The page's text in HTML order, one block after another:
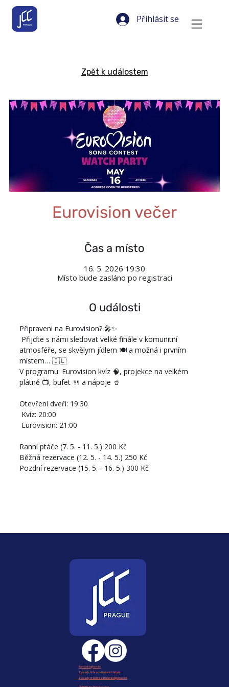
Přihlásit se
Zpět k událostem
Eurovision večer
Čas a místo
16. 5. 2026 19:30
Místo bude zasláno po registraci
O události
Připraveni na Eurovision? 🎤✨
atmosféře, se skvělym jídlem 🍽️ a možná i prvním
místem… 🇮🇱
V programu: Eurovision kvíz 🧠, projekce na velkém
plátně 📺, bufet 🍴 a nápoje 🥤
Otevření dveří: 19:30
Kvíz: 20:00
Eurovision: 21:00
Ranní ptáče (7. 5. - 11. 5.) 200 Kč
Běžná rezervace (12. 5. - 14. 5.) 250 Kč
Pozdní rezervace (15. 5. - 16. 5.) 300 Kč
Kontaktujte nás
Zásady Ochrany Osobních Udajů
Zásady vrácení a zrušení objednávek